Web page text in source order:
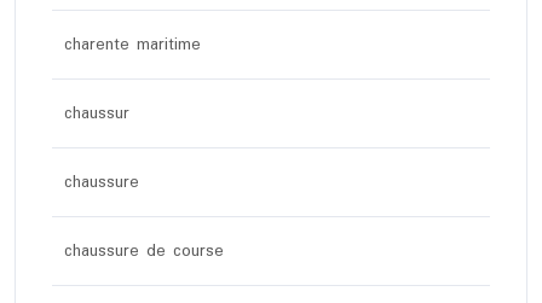
charente maritime
chaussur
chaussure
chaussure de course